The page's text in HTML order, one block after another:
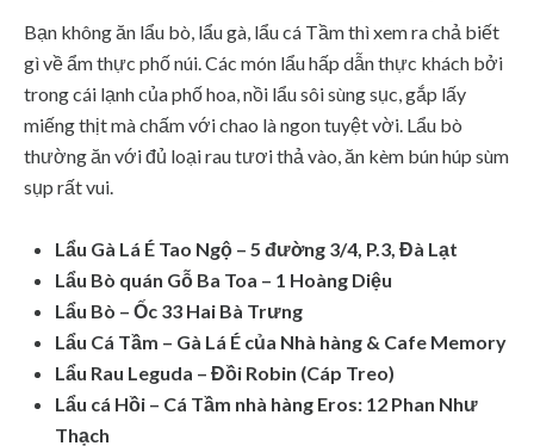
Bạn không ăn lẩu bò, lẩu gà, lẩu cá Tầm thì xem ra chả biết
gì về ẩm thực phố núi. Các món lẩu hấp dẫn thực khách bởi
trong cái lạnh của phố hoa, nồi lẩu sôi sùng sục, gắp lấy
miếng thịt mà chấm với chao là ngon tuyệt vời. Lẩu bò
thường ăn với đủ loại rau tươi thả vào, ăn kèm bún húp sùm
sụp rất vui.
Lẩu Gà Lá É Tao Ngộ – 5 đường 3/4, P.3, Đà Lạt
Lẩu Bò quán Gỗ Ba Toa – 1 Hoàng Diệu
Lẩu Bò – Ốc 33 Hai Bà Trưng
Lẩu Cá Tầm – Gà Lá É của Nhà hàng & Cafe Memory
Lẩu Rau Leguda – Đồi Robin (Cáp Treo)
Lẩu cá Hồi – Cá Tầm nhà hàng Eros: 12 Phan Như
Thạch